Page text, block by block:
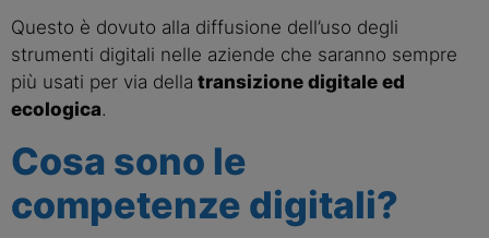
Questo è dovuto alla diffusione dell’uso degli
strumenti digitali nelle aziende che saranno sempre
più usati per via della transizione digitale ed
ecologica.
Cosa sono le
competenze digitali?